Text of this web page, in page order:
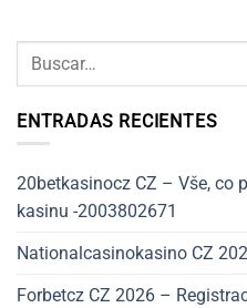
ENTRADAS RECIENTES
20betkasinocz CZ – Vše, co
kasinu -2003802671
Nationalcasinokasino CZ
Forbetcz CZ 2026 –